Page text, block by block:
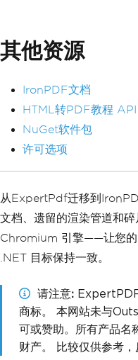
其他资源
IronPDF文档
HTML转PDF教程
NuGet软件包
许可选项
从ExpertPdf迁移到
文档、遗留的渲染管道和
Chromium 引擎——让您的
.NET 目标保持一致。
请注意
商标。 本网站未与
可或赞助。所有产品名
财产。 比较仅供参考，